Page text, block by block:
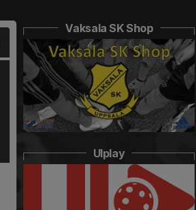
Vaksala SK Shop
UIplay